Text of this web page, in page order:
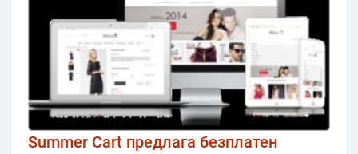
Summer Cart предлага безплатен